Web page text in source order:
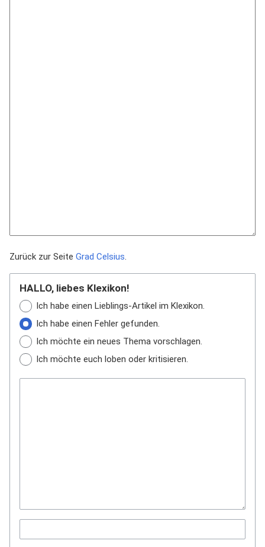
Zurück zur Seite Grad Celsius.
HALLO, liebes Klexikon!
Ich habe einen Lieblings-Artikel im Klexikon.
Ich habe einen Fehler gefunden.
Ich möchte ein neues Thema vorschlagen.
Ich möchte euch loben oder kritisieren.